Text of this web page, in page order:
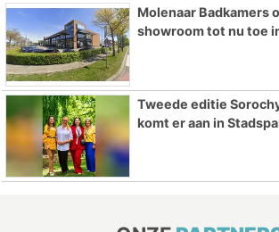
Molenaar Badkamers
showroom tot nu toe
Tweede editie
komt er aan in